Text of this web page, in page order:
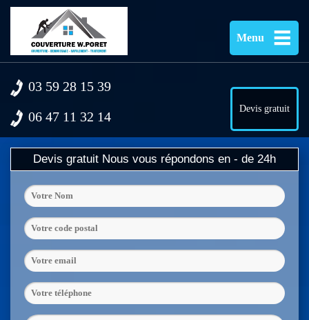
Menu
03 59 28 15 39
06 47 11 32 14
Devis gratuit
Devis gratuit Nous vous répondons en - de 24h